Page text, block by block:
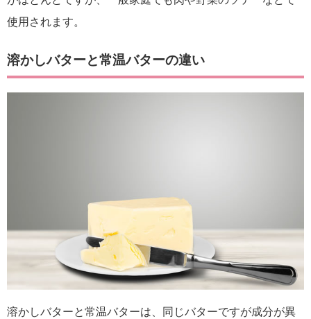
使用されます。
溶かしバターと常温バターの違い
溶かしバターと常温バターは、同じバターですが成分が異